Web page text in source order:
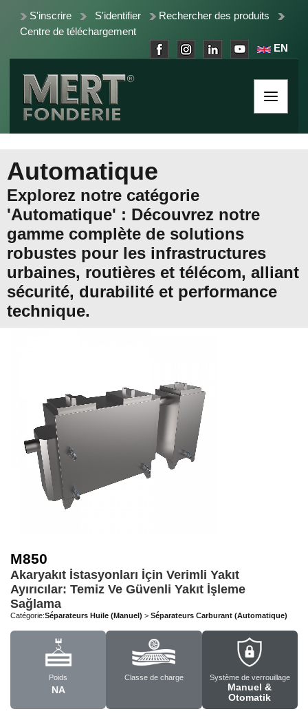
S'inscrire S'identifier
Rechercher des produits
Centre de téléchargement
EN
Automatique
Explorez notre catégorie
'Automatique' : Découvrez notre
gamme complète de solutions
robustes pour les infrastructures
urbaines, routières et télécom, alliant
sécurité, durabilité et performance
technique.
M850
Akaryakıt İstasyonları İçin Verimli Yakıt
Ayırıcılar: Temiz Ve Güvenli Yakıt İşleme
Sağlama
Catégorie:Séparateurs Huile (Manuel) > Séparateurs Carburant (Automatique)
Poids
NA
Classe de charge Système de verrouillage
Manuel &
Otomatik